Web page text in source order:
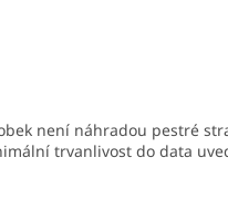
není náhradou pestré
trvanlivost do data